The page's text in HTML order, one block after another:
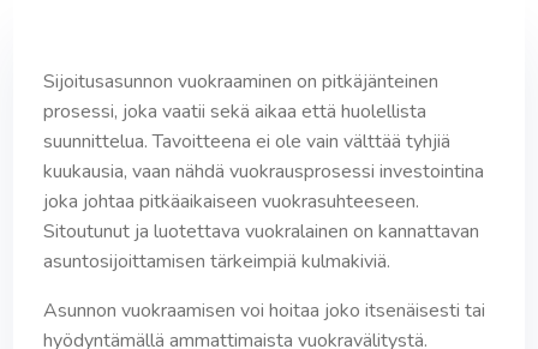
Sijoitusasunnon vuokraaminen on pitkäjänteinen
prosessi, joka vaatii sekä aikaa että huolellista
suunnittelua. Tavoitteena ei ole vain välttää tyhjiä
kuukausia, vaan nähdä vuokrausprosessi investointina
joka johtaa pitkäaikaiseen vuokrasuhteeseen.
Sitoutunut ja luotettava vuokralainen on kannattavan
asuntosijoittamisen tärkeimpiä kulmakiviä.
Asunnon vuokraamisen voi hoitaa joko itsenäisesti tai
hyödyntämällä ammattimaista vuokravälitystä.